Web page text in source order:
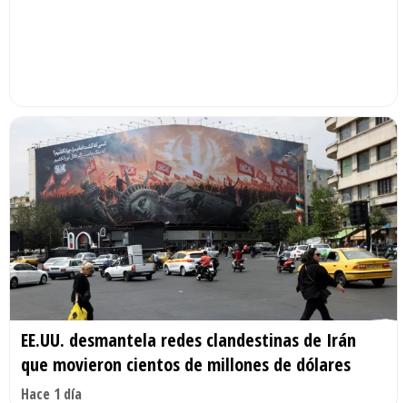
EE.UU. desmantela redes clandestinas de Irán
que movieron cientos de millones de dólares
Hace 1 día